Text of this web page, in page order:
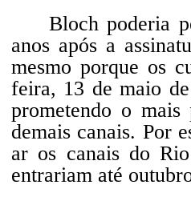
Bloch poderia
anos após a
mesmo porque os
feira, 13 de maio
prometendo o
demais canais. Por
ar os canais do
entrariam até